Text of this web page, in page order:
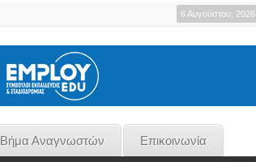
6 Αυγούστου, 2026
Βήμα Αναγνωστών Επικοινωνία